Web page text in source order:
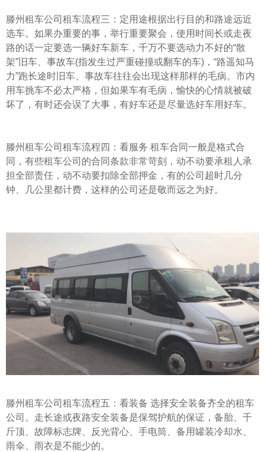
滕州租车公司租车流程三：定用途根据出行目的和路途远近
选车。如果办重要的事，举行重要聚会，使用时间长或走夜
路的话一定要选一辆好车新车，千万不要选动力不好的“散
架”旧车、事故车(指发生过严重碰撞或翻车的车)，“路遥知马
力”跑长途时旧车、事故车往往会出现这样那样的毛病。市内
用车挑车不必太严格，但如果车有毛病，愉快的心情就被破
坏了，有时还会误了大事，有好车还是尽量选好车用好车。
滕州租车公司租车流程四：看服务 租车合同一般是格式合
同，有些租车公司的合同条款非常苛刻，动不动要承租人承
担全部责任，动不动要扣除全部押金，有的公司超时几分
钟、几公里都计费，这样的公司还是敬而远之为好。
滕州租车公司租车流程五：看装备 选择安全装备齐全的租车
公司。走长途或夜路安全装备是保驾护航的保证，备胎、千
斤顶、故障标志牌、反光背心、手电筒、备用罐装冷却水、
雨伞、雨衣是不能少的。